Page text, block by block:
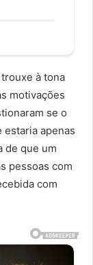
à tona
motivações
se o
estaria apenas
de que um
pessoas com
com